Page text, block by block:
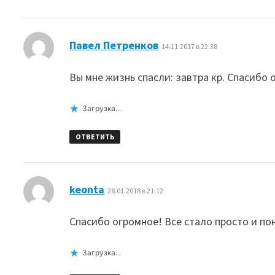
Павел Петренков 14.11.2017 в 22:38
Вы мне жизнь спасли: завтра кр. Спасибо
Загрузка...
ОТВЕТИТЬ
keonta 28.01.2018 в 21:12
Спасибо огромное! Все стало просто и
Загрузка...